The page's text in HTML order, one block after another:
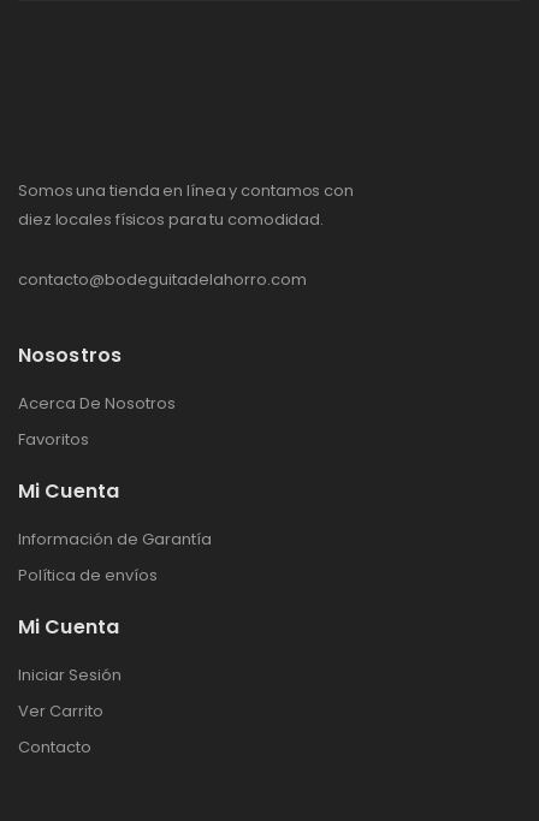
Somos una tienda en línea y contamos con
diez locales físicos para tu comodidad.
contacto@bodeguitadelahorro.com
Nosostros
Acerca De Nosotros
Favoritos
Mi Cuenta
Información de Garantía
Política de envíos
Mi Cuenta
Iniciar Sesión
Ver Carrito
Contacto